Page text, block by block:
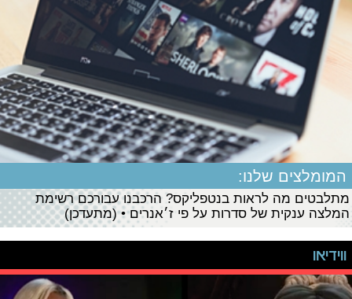
המומלצים שלנו:
מתלבטים מה לראות בנטפליקס? הרכבנו עבורכם רשימת
המלצה ענקית של סדרות על פי ז׳אנרים • (מתעדכן)
ווידיאו